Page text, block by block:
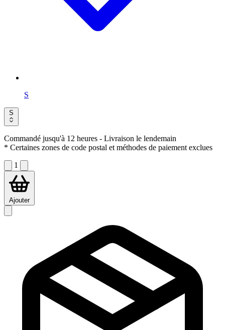
S
S
Commandé jusqu'à 12 heures - Livraison le lendemain
* Certaines zones de code postal et méthodes de paiement exclues
1
Ajouter